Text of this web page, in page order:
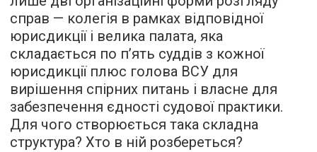
справ — колегія в рамках відповідної
юрисдикції і велика палата, яка
складається по п’ять суддів з кожної
юрисдикції плюс голова ВСУ для
вирішення спірних питань і власне для
забезпечення єдності судової практики.
Для чого створюється така складна
структура? Хто в ній розбереться?